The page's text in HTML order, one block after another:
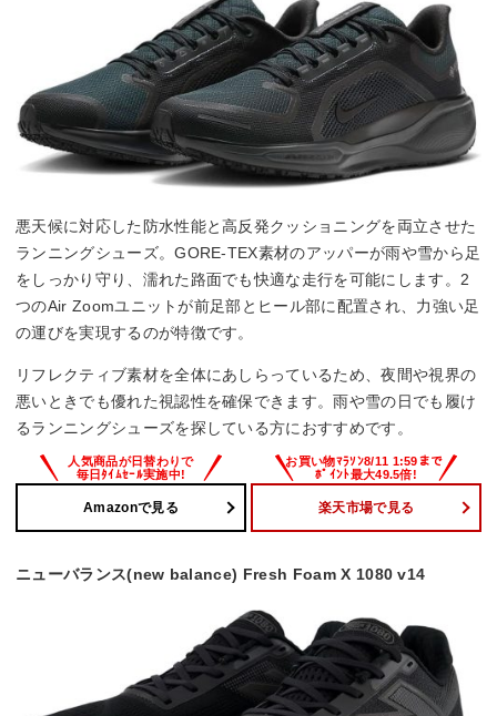
悪天候に対応した防水性能と高反発クッショニングを両立させた
ランニングシューズ。GORE-TEX素材のアッパーが雨や雪から足
をしっかり守り、濡れた路面でも快適な走行を可能にします。2
つのAir Zoomユニットが前足部とヒール部に配置され、力強い足
の運びを実現するのが特徴です。
リフレクティブ素材を全体にあしらっているため、夜間や視界の
悪いときでも優れた視認性を確保できます。雨や雪の日でも履け
るランニングシューズを探している方におすすめです。
Amazonで見る 楽天市場で見る
ニューバランス(new balance) Fresh Foam X 1080 v14